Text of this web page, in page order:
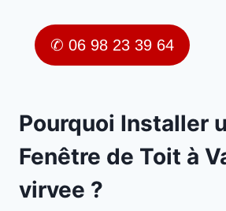
✆ 06 98 23 39 64
Pourquoi Installer
Fenêtre de Toit à
virvee ?